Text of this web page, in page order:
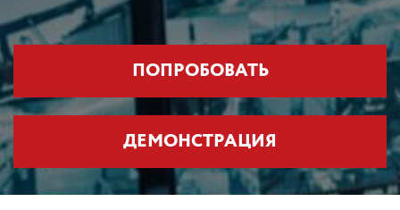
ДЕМОНСТРАЦИЯ
ПОПРОБОВАТЬ